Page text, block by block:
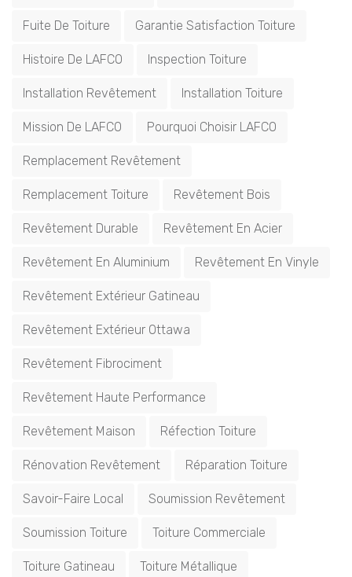
Fuite De Toiture Garantie Satisfaction Toiture
Histoire De LAFCO Inspection Toiture
Installation Revêtement Installation Toiture
Mission De LAFCO Pourquoi Choisir LAFCO
Remplacement Revêtement
Remplacement Toiture Revêtement Bois
Revêtement Durable Revêtement En Acier
Revêtement En Aluminium Revêtement En Vinyle
Revêtement Extérieur Gatineau
Revêtement Extérieur Ottawa
Revêtement Fibrociment
Revêtement Haute Performance
Revêtement Maison Réfection Toiture
Rénovation Revêtement Réparation Toiture
Savoir-Faire Local Soumission Revêtement
Soumission Toiture Toiture Commerciale
Toiture Gatineau Toiture Métallique